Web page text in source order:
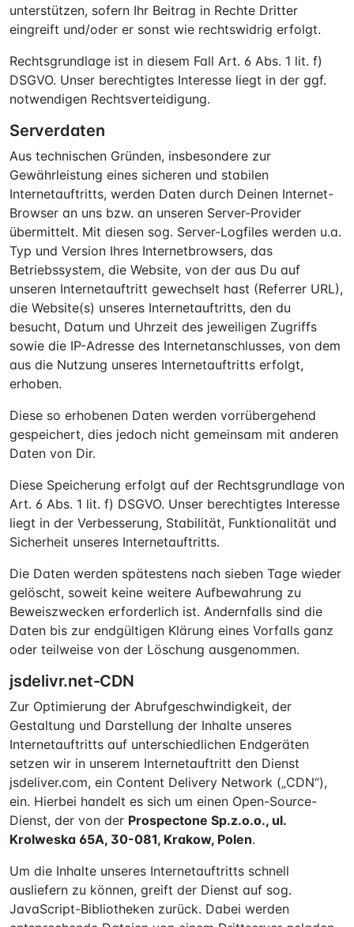
unterstützen, sofern Ihr Beitrag in Rechte Dritter
eingreift und/oder er sonst wie rechtswidrig erfolgt.
Rechtsgrundlage ist in diesem Fall Art. 6 Abs. 1 lit. f)
DSGVO. Unser berechtigtes Interesse liegt in der ggf.
notwendigen Rechtsverteidigung.
Serverdaten
Aus technischen Gründen, insbesondere zur
Gewährleistung eines sicheren und stabilen
Internetauftritts, werden Daten durch Deinen Internet-
Browser an uns bzw. an unseren Server-Provider
übermittelt. Mit diesen sog. Server-Logfiles werden u.a.
Typ und Version Ihres Internetbrowsers, das
Betriebssystem, die Website, von der aus Du auf
unseren Internetauftritt gewechselt hast (Referrer URL),
die Website(s) unseres Internetauftritts, den du
besucht, Datum und Uhrzeit des jeweiligen Zugriffs
sowie die IP-Adresse des Internetanschlusses, von dem
aus die Nutzung unseres Internetauftritts erfolgt,
erhoben.
Diese so erhobenen Daten werden vorrübergehend
gespeichert, dies jedoch nicht gemeinsam mit anderen
Daten von Dir.
Diese Speicherung erfolgt auf der Rechtsgrundlage von
Art. 6 Abs. 1 lit. f) DSGVO. Unser berechtigtes Interesse
liegt in der Verbesserung, Stabilität, Funktionalität und
Sicherheit unseres Internetauftritts.
Die Daten werden spätestens nach sieben Tage wieder
gelöscht, soweit keine weitere Aufbewahrung zu
Beweiszwecken erforderlich ist. Andernfalls sind die
Daten bis zur endgültigen Klärung eines Vorfalls ganz
oder teilweise von der Löschung ausgenommen.
jsdelivr.net-CDN
Zur Optimierung der Abrufgeschwindigkeit, der
Gestaltung und Darstellung der Inhalte unseres
Internetauftritts auf unterschiedlichen Endgeräten
setzen wir in unserem Internetauftritt den Dienst
jsdeliver.com, ein Content Delivery Network („CDN“),
ein. Hierbei handelt es sich um einen Open-Source-
Dienst, der von der Prospectone Sp.z.o.o., ul.
Krolweska 65A, 30-081, Krakow, Polen.
Um die Inhalte unseres Internetauftritts schnell
ausliefern zu können, greift der Dienst auf sog.
JavaScript-Bibliotheken zurück. Dabei werden